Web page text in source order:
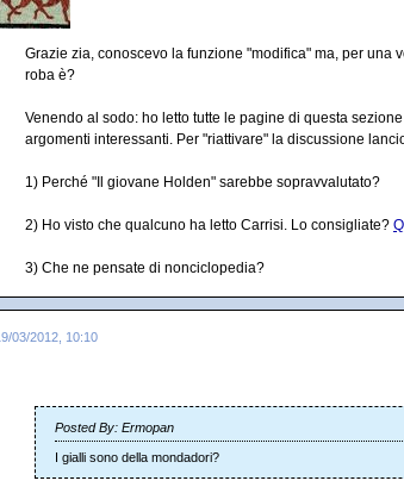
Grazie zia, conoscevo la funzione "modifica" ma, per una
roba è?
Venendo al sodo: ho letto tutte le pagine di questa
argomenti interessanti. Per "riattivare" la discussione
1) Perché "Il giovane Holden" sarebbe sopravvalutato?
2) Ho visto che qualcuno ha letto Carrisi. Lo consigliate?
3) Che ne pensate di nonciclopedia?
03/2012, 10:10
Posted By: Ermopan
I gialli sono della mondadori?